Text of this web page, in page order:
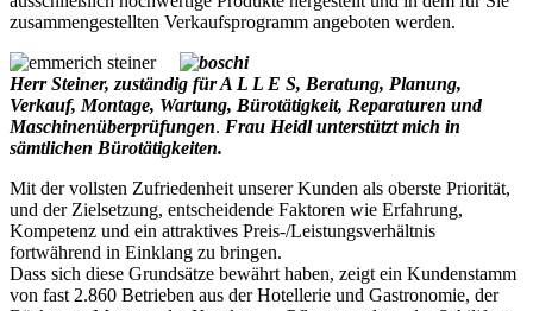
zusammengestellten Verkaufsprogramm angeboten werden.
Herr Steiner, zuständig für A L L E S, Beratung, Planung,
Verkauf, Montage, Wartung, Bürotätigkeit, Reparaturen und
Maschinenüberprüfungen. Frau Heidl unterstützt mich in
sämtlichen Bürotätigkeiten.
Mit der vollsten Zufriedenheit unserer Kunden als oberste Priorität,
und der Zielsetzung, entscheidende Faktoren wie Erfahrung,
Kompetenz und ein attraktives Preis-/Leistungsverhältnis
fortwährend in Einklang zu bringen.
Dass sich diese Grundsätze bewährt haben, zeigt ein Kundenstamm
von fast 2.860 Betrieben aus der Hotellerie und Gastronomie, der